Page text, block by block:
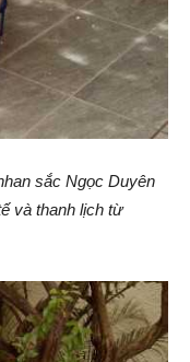
sắc Ngọc Duyên
và thanh lịch từ